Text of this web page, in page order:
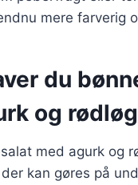
mere farverig
du
og rødløg
med agurk og
kan gøres på